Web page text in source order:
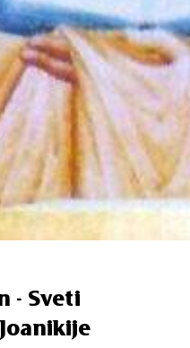
- Sveti